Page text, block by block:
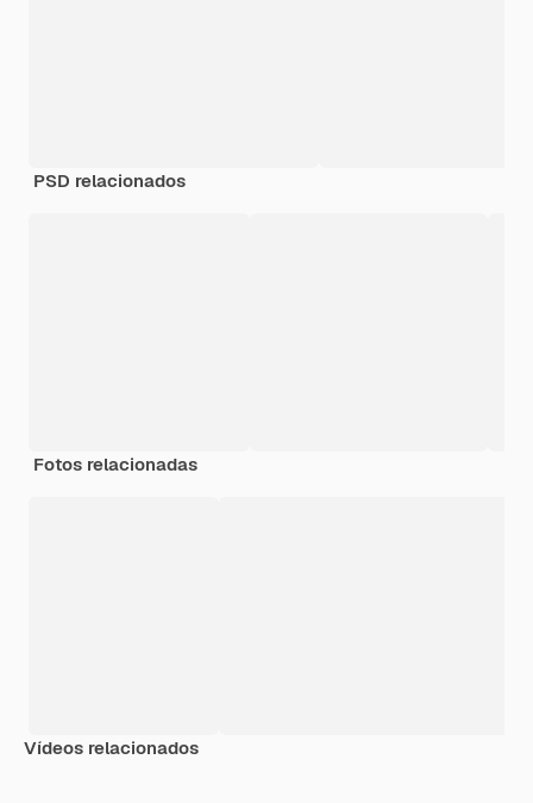
PSD relacionados
Fotos relacionadas
Vídeos relacionados